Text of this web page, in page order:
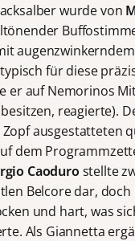
wurde von
für diese
er auf Nemorinos
reagierte).
ausgestatteten
dem
Caoduro stellte
Belcore dar, doch
und hart, was
Als Giannetta